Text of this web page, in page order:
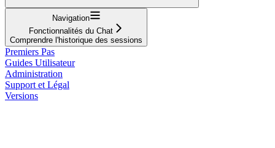
Navigation
Fonctionnalités du Chat
Comprendre l'historique des sessions
Premiers Pas
Guides Utilisateur
Administration
Support et Légal
Versions